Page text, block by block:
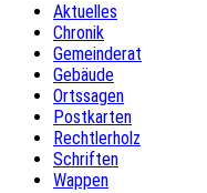
Aktuelles
Chronik
Gemeinderat
Gebäude
Ortssagen
Postkarten
Rechtlerholz
Schriften
Wappen